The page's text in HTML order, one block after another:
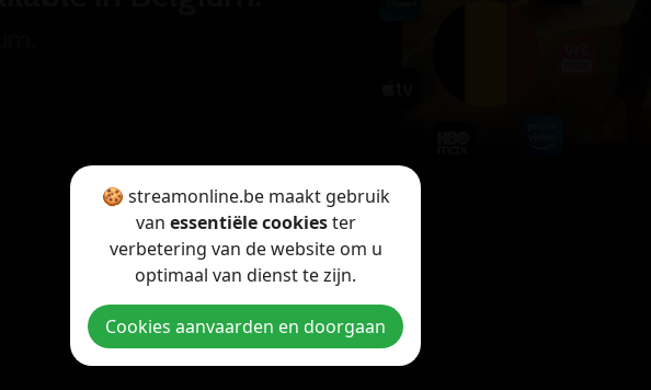
Copyright © 2026 StreamOnline.be. All rights reserved.
🍪 streamonline.be maakt gebruik
van essentiële cookiester
verbetering van de website om u
optimaal van dienst te zijn.
Cookies aanvaarden en doorgaan